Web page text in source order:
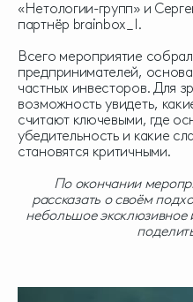
«Нетологии-групп» и
партнёр brainbox_I.
Всего мероприятие
предпринимателей,
частных инвесторов. Для
возможность увидеть,
считают ключевыми, где
убедительность и какие
становятся критичными.
По окончании
рассказать о своём
небольшое